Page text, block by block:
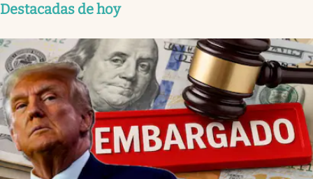
Destacadas de hoy